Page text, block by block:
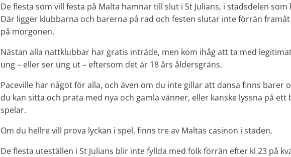
De flesta som vill festa på Malta hamnar till slut i St Julians, i stadsdelen som
Där ligger klubbarna och barerna på rad och festen slutar inte förrän framåt
på morgonen.
Nästan alla nattklubbar har gratis inträde, men kom ihåg att ta med
ung – eller ser ung ut – eftersom det är 18 års åldersgräns.
Paceville har något för alla, och även om du inte gillar att dansa finns barer
du kan sitta och prata med nya och gamla vänner, eller kanske lyssna på ett
spelar.
Om du hellre vill prova lyckan i spel, finns tre av Maltas casinon i staden.
De flesta uteställen i St Julians blir inte fyllda med folk förrän efter kl 23 på